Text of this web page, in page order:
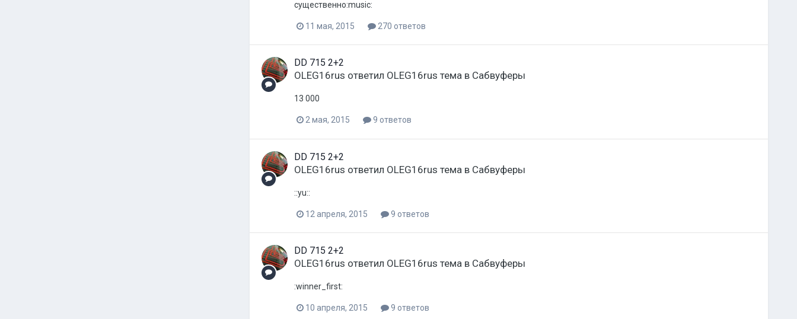
существенно:music:
11 мая, 2015 270 ответов
DD 715 2+2
OLEG16rus ответил OLEG16rus тема в Сабвуферы
13 000
2 мая, 2015 9 ответов
DD 715 2+2
OLEG16rus ответил OLEG16rus тема в Сабвуферы
::yu::
12 апреля, 2015 9 ответов
DD 715 2+2
OLEG16rus ответил OLEG16rus тема в Сабвуферы
:winner_first:
10 апреля, 2015 9 ответов